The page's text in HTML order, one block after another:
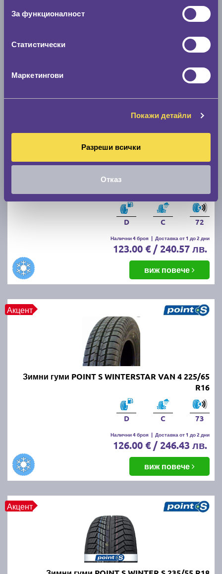
За функционалност
Статистически
Маркетингови
Покажи детайли
Разреши всички
Отказ
Зимни гуми POINT S WINTER S 215/60 R17
72
Доставка от 1 до 2 дни
виж повече
D C 72
Налични 4 броя | Доставка от 1 до 2 дни
123.00 € / 240.57 лв.
виж повече
Акцент
Зимни гуми POINT S WINTERSTAR VAN 4 225/65
R16
D C 73
Налични 4 броя | Доставка от 1 до 2 дни
126.00 € / 246.43 лв.
виж повече
Акцент